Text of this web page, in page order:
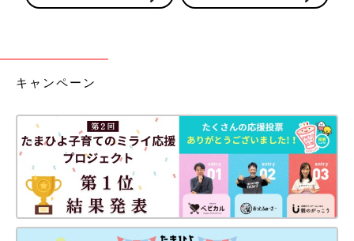
キャンペーン